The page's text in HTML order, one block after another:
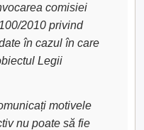
comisiei
2010 privind
în cazul în care
Legii
motivele
nu poate să fie